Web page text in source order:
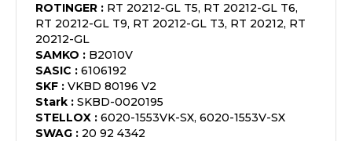
ROTINGER : RT 20212-GL T5, RT 20212-GL T6,
RT 20212-GL T9, RT 20212-GL T3, RT 20212, RT
20212-GL
SAMKO : B2010V
SASIC : 6106192
SKF : VKBD 80196 V2
Stark : SKBD-0020195
STELLOX : 6020-1553VK-SX, 6020-1553V-SX
SWAG : 20 92 4342